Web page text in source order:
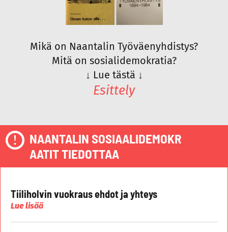
Mikä on Naantalin Työväenyhdistys?
Mitä on sosialidemokratia?
↓ Lue tästä ↓
Esittely
NAANTALIN SOSIAALIDEMOKR
AATIT TIEDOTTAA
Tiiliholvin vuokraus ehdot ja yhteys
Lue lisää